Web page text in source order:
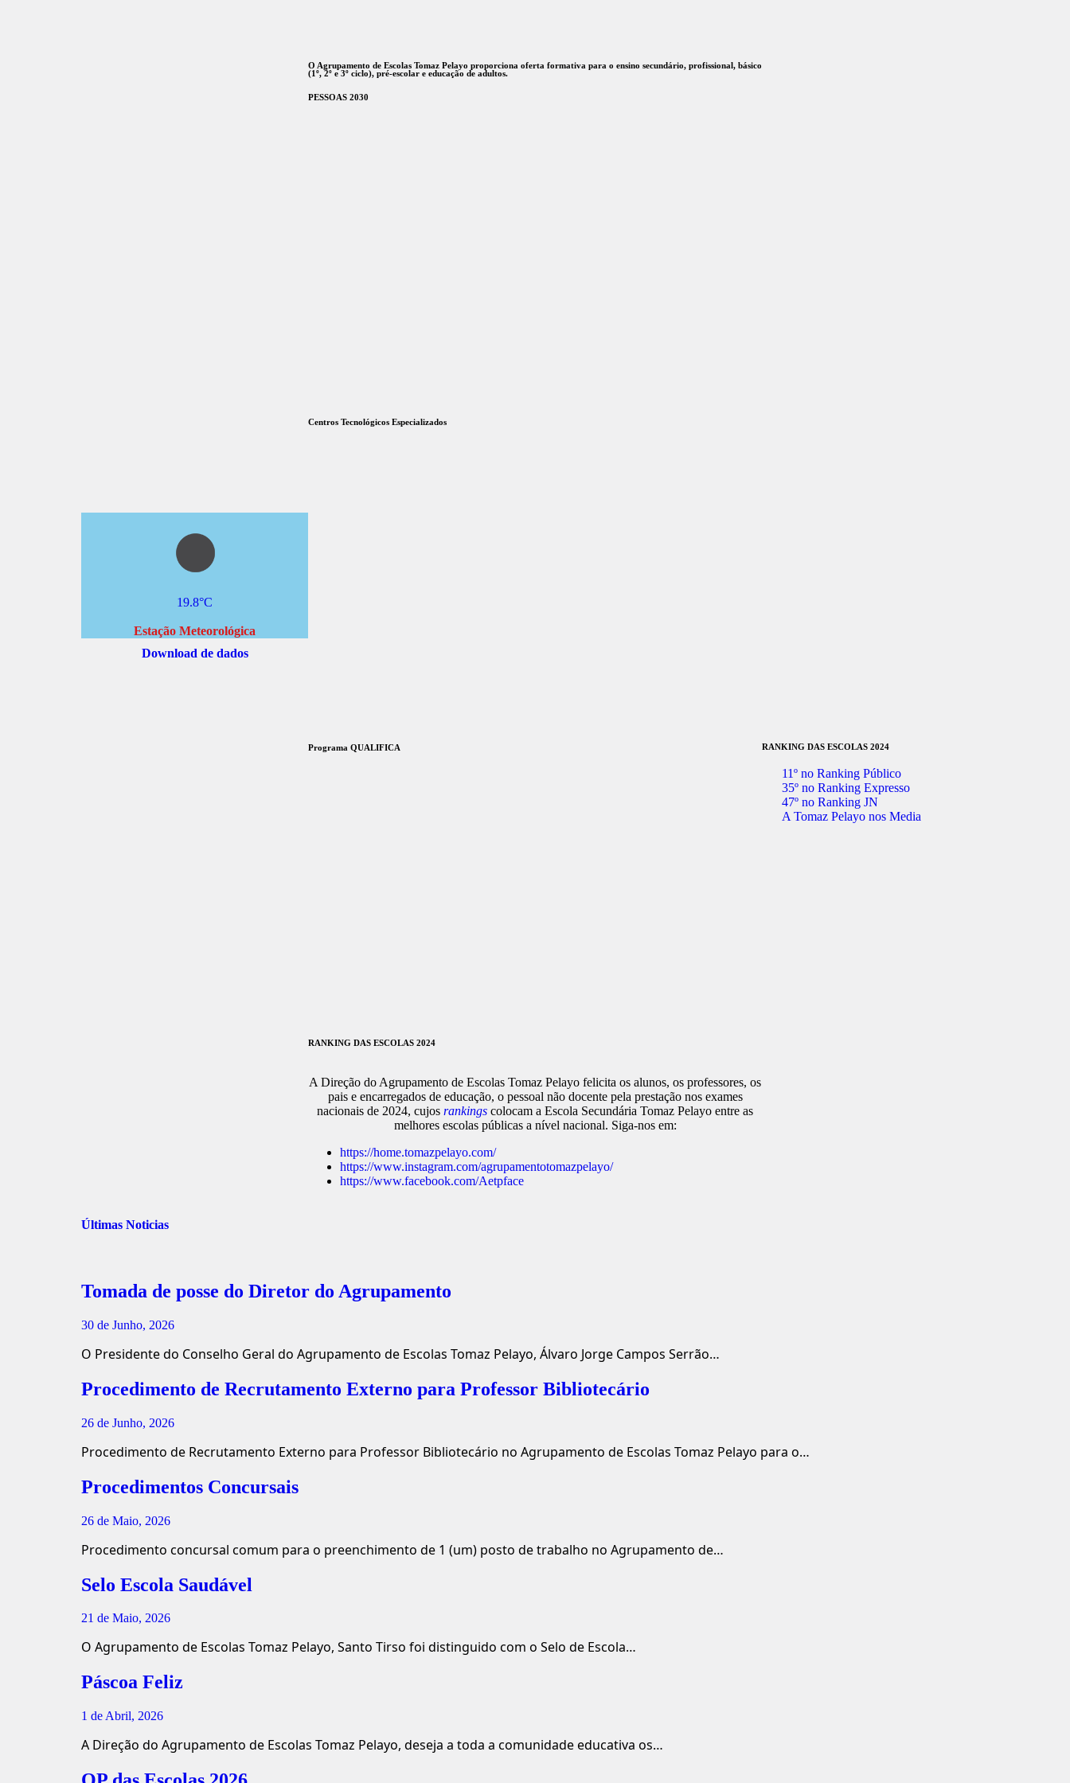
19.8°C
Estação Meteorológica
Download de dados
O Agrupamento de Escolas Tomaz Pelayo proporciona oferta formativa para o ensino secundário, profissional, básico
(1º, 2º e 3º ciclo), pré-escolar e educação de adultos.
PESSOAS 2030
Centros Tecnológicos Especializados
Programa QUALIFICA
RANKING DAS ESCOLAS 2024
A Direção do Agrupamento de Escolas Tomaz Pelayo felicita os alunos, os professores, os
pais e encarregados de educação, o pessoal não docente pela prestação nos exames
nacionais de 2024, cujos rankings colocam a Escola Secundária Tomaz Pelayo entre as
melhores escolas públicas a nível nacional. Siga-nos em:
https://home.tomazpelayo.com/
https://www.instagram.com/agrupamentotomazpelayo/
https://www.facebook.com/Aetpface
RANKING DAS ESCOLAS 2024
11º no Ranking Público
35º no Ranking Expresso
47º no Ranking JN
A Tomaz Pelayo nos Media
Últimas Noticias
Tomada de posse do Diretor do Agrupamento
30 de Junho, 2026
O Presidente do Conselho Geral do Agrupamento de Escolas Tomaz Pelayo, Álvaro Jorge Campos Serrão…
Procedimento de Recrutamento Externo para Professor Bibliotecário
26 de Junho, 2026
Procedimento de Recrutamento Externo para Professor Bibliotecário no Agrupamento de Escolas Tomaz Pelayo para o…
Procedimentos Concursais
26 de Maio, 2026
Procedimento concursal comum para o preenchimento de 1 (um) posto de trabalho no Agrupamento de…
Selo Escola Saudável
21 de Maio, 2026
O Agrupamento de Escolas Tomaz Pelayo, Santo Tirso foi distinguido com o Selo de Escola…
Páscoa Feliz
1 de Abril, 2026
A Direção do Agrupamento de Escolas Tomaz Pelayo, deseja a toda a comunidade educativa os…